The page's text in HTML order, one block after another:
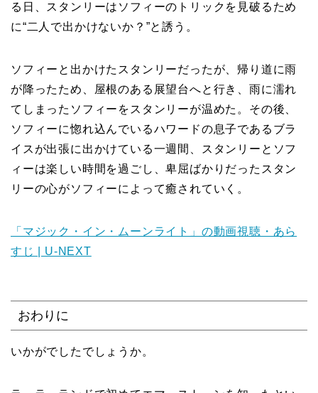
る日、スタンリーはソフィーのトリックを見破るため
に“二人で出かけないか？”と誘う。
ソフィーと出かけたスタンリーだったが、帰り道に雨
が降ったため、屋根のある展望台へと行き、雨に濡れ
てしまったソフィーをスタンリーが温めた。その後、
ソフィーに惚れ込んでいるハワードの息子であるブラ
イスが出張に出かけている一週間、スタンリーとソフ
ィーは楽しい時間を過ごし、卑屈ばかりだったスタン
リーの心がソフィーによって癒されていく。
「マジック・イン・ムーンライト」の動画視聴・あら
すじ | U-NEXT
おわりに
いかがでしたでしょうか。